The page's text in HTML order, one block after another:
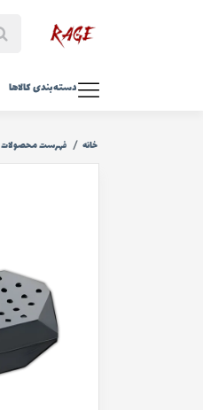
دسته‌بندی کالاها
خانه فهرست محصولات